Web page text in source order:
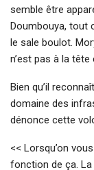
semble être
Doumbouya, tout
le sale boulot.
n’est pas à la
Bien qu’il
domaine des
dénonce cette
<< Lorsqu’on
fonction de ça.